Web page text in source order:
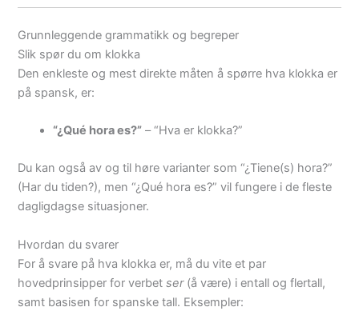
Grunnleggende grammatikk og begreper
Slik spør du om klokka
Den enkleste og mest direkte måten å spørre hva klokka er
på spansk, er:
“¿Qué hora es?” – “Hva er klokka?”
Du kan også av og til høre varianter som “¿Tiene(s) hora?”
(Har du tiden?), men “¿Qué hora es?” vil fungere i de fleste
dagligdagse situasjoner.
Hvordan du svarer
For å svare på hva klokka er, må du vite et par
hovedprinsipper for verbetser(å være) i entall og flertall,
samt basisen for spanske tall. Eksempler: